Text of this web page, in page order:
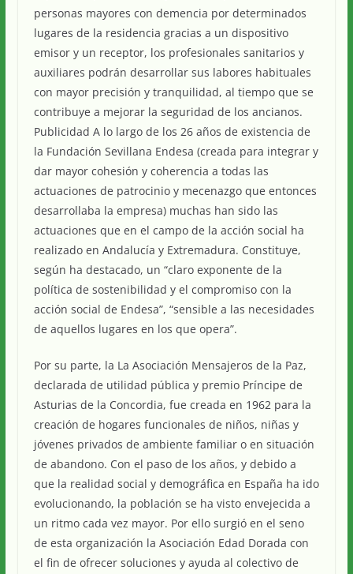
personas mayores con demencia por determinados
lugares de la residencia gracias a un dispositivo
emisor y un receptor, los profesionales sanitarios y
auxiliares podrán desarrollar sus labores habituales
con mayor precisión y tranquilidad, al tiempo que se
contribuye a mejorar la seguridad de los ancianos.
Publicidad A lo largo de los 26 años de existencia de
la Fundación Sevillana Endesa (creada para integrar y
dar mayor cohesión y coherencia a todas las
actuaciones de patrocinio y mecenazgo que entonces
desarrollaba la empresa) muchas han sido las
actuaciones que en el campo de la acción social ha
realizado en Andalucía y Extremadura. Constituye,
según ha destacado, un “claro exponente de la
política de sostenibilidad y el compromiso con la
acción social de Endesa”, “sensible a las necesidades
de aquellos lugares en los que opera”.
Por su parte, la La Asociación Mensajeros de la Paz,
declarada de utilidad pública y premio Príncipe de
Asturias de la Concordia, fue creada en 1962 para la
creación de hogares funcionales de niños, niñas y
jóvenes privados de ambiente familiar o en situación
de abandono. Con el paso de los años, y debido a
que la realidad social y demográfica en España ha ido
evolucionando, la población se ha visto envejecida a
un ritmo cada vez mayor. Por ello surgió en el seno
de esta organización la Asociación Edad Dorada con
el fin de ofrecer soluciones y ayuda al colectivo de